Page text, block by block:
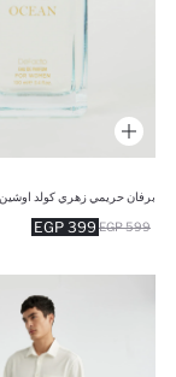
399 EGP 599 EGP